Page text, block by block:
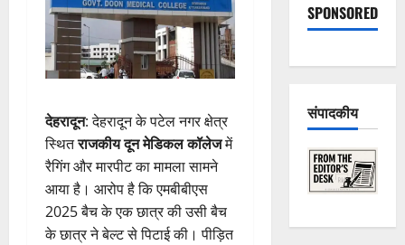
देहरादून: देहरादून के पटेल नगर क्षेत्र
स्थितराजकीय दून मेडिकल कॉलेजमें
रैगिंग और मारपीट का मामला सामने
आया है। आरोप है कि एमबीबीएस
2025 बैच के एक छात्र की उसी बैच
के छात्र ने बेल्ट से पिटाई की। पीड़ित
SPONSORED
संपादकीय